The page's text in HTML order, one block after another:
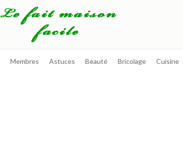
Membres Astuces Beauté Bricolage Cuisine